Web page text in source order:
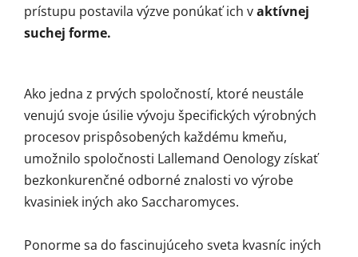
prístupu postavila výzve ponúkať ich vaktívnej
suchej forme.
Ako jedna z prvých spoločností, ktoré neustále
venujú svoje úsilie vývoju špecifických výrobných
procesov prispôsobených každému kmeňu,
umožnilo spoločnosti Lallemand Oenology získať
bezkonkurenčné odborné znalosti vo výrobe
kvasiniek iných ako Saccharomyces.
Ponorme sa do fascinujúceho sveta kvasníc iných